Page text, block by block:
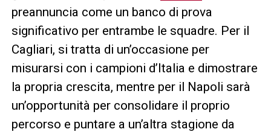
preannuncia come un banco di prova
significativo per entrambe le squadre. Per il
Cagliari, si tratta di un’occasione per
misurarsi con i campioni d’Italia e dimostrare
la propria crescita, mentre per il Napoli sarà
un’opportunità per consolidare il proprio
percorso e puntare a un’altra stagione da